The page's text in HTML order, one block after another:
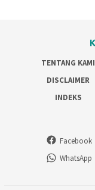
TENTANG KAMI
DISCLAIMER
INDEKS
Facebook
WhatsApp